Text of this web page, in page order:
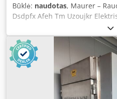
Būklė: naudotas, Maurer –
Dsdpfx Afeh Tm Uzoujkr
Regelbare Luftzirkulation
Frischluft-, Abluft- und
Schaumreinigung
Nachbrenner Aufstellmaße der
158 Länge: 250 Höhe: 250
200 Lieferzeit: 30 Arbeitstage
Vorauszahlung